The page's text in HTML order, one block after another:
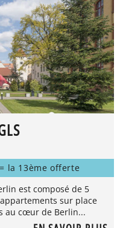
la 13ème offerte
est composé de 5
sur place
au cœur de Berlin...